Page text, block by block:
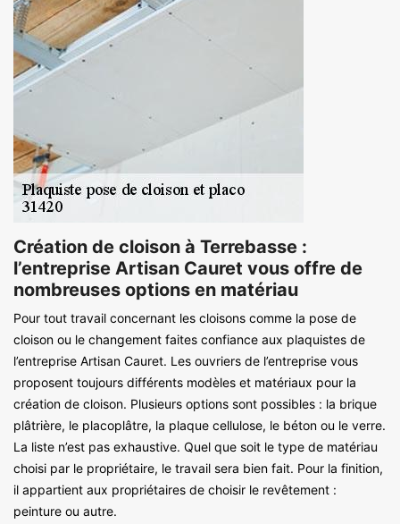
Création de cloison à Terrebasse :
l’entreprise Artisan Cauret vous offre de
nombreuses options en matériau
Pour tout travail concernant les cloisons comme la pose de
cloison ou le changement faites confiance aux plaquistes de
l’entreprise Artisan Cauret. Les ouvriers de l’entreprise vous
proposent toujours différents modèles et matériaux pour la
création de cloison. Plusieurs options sont possibles : la brique
plâtrière, le placoplâtre, la plaque cellulose, le béton ou le verre.
La liste n’est pas exhaustive. Quel que soit le type de matériau
choisi par le propriétaire, le travail sera bien fait. Pour la finition,
il appartient aux propriétaires de choisir le revêtement :
peinture ou autre.